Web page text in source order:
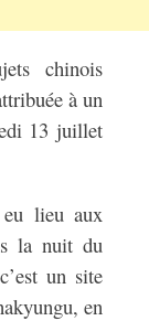
chinois
à un
13 juillet
lieu aux
la nuit du
un site
en